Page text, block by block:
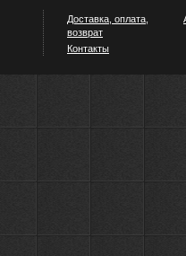
Доставка, оплата,
возврат
Контакты